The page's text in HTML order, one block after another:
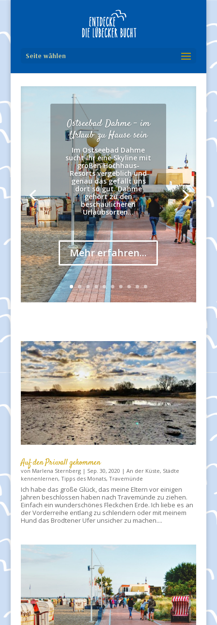
Seite wählen
Ostseebad Dahme – im
Urlaub zu Hause sein
Im Ostseebad Dahme
sucht Ihr eine Skyline mit
großen Hochhaus-
Resorts vergeblich und
genau das gefällt uns
dort so gut. Dahme
gehört zu den
beschaulicheren
Urlaubsorten...
Mehr erfahren...
Auf den Priwall gekommen
von Marlena Sternberg| Sep. 30, 2020 | An der Küste, Städte
kennenlernen, Tipps des Monats, Travemünde
Ich habe das große Glück, das meine Eltern vor einigen
Jahren beschlossen haben nach Travemünde zu ziehen.
Einfach ein wunderschönes Fleckchen Erde. Ich liebe es an
der Vorderreihe entlang zu schlendern oder mit meinem
Hund das Brodtener Ufer unsicher zu machen....